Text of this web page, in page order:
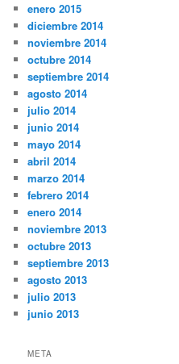
enero 2015
diciembre 2014
noviembre 2014
octubre 2014
septiembre 2014
agosto 2014
julio 2014
junio 2014
mayo 2014
abril 2014
marzo 2014
febrero 2014
enero 2014
noviembre 2013
octubre 2013
septiembre 2013
agosto 2013
julio 2013
junio 2013
META